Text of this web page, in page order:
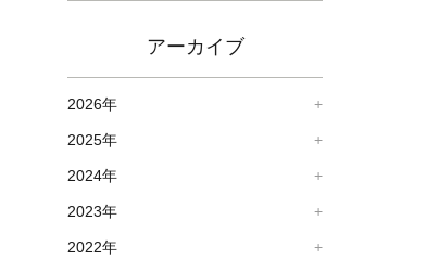
アーカイブ
2026年
2025年
2024年
2023年
2022年